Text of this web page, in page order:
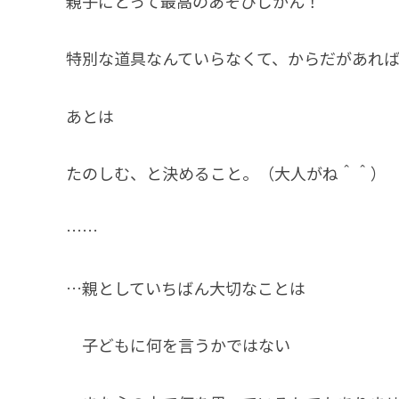
特別な道具なんていらなくて、からだがあれ
あとは
たのしむ、と決めること。（大人がね＾＾）
……
…親としていちばん大切なことは
子どもに何を言うかではない